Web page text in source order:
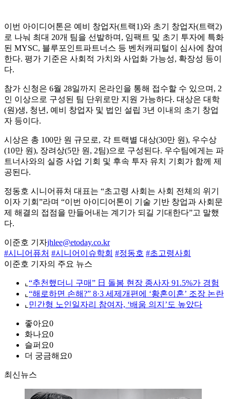
이번 아이디어톤은 예비 창업자(트랙1)와 초기 창업자(트랙2)
로 나눠 최대 20개 팀을 선발하며, 임팩트 및 초기 투자에 특화
된 MYSC, 블루포인트파트너스 등 벤처캐피털이 심사에 참여
한다. 평가 기준은 사회적 가치와 사업화 가능성, 확장성 등이
다.
참가 신청은 6월 28일까지 온라인을 통해 접수할 수 있으며, 2
인 이상으로 구성된 팀 단위로만 지원 가능하다. 대상은 대학
(원)생, 청년, 예비 창업자 및 법인 설립 3년 이내의 초기 창업
자 등이다.
시상은 총 100만 원 규모로, 각 트랙별 대상(30만 원), 우수상
(10만 원), 장려상(5만 원, 2팀)으로 구성된다. 우수팀에게는 파
트너사와의 실증 사업 기회 및 후속 투자 유치 기회가 함께 제
공된다.
정동호 시니어퓨처 대표는 “초고령 사회는 사회 전체의 위기
이자 기회”라며 “이번 아이디어톤이 기술 기반 창업과 사회문
제 해결의 접점을 만들어내는 계기가 되길 기대한다”고 말했
다.
이준호 기자jhlee@etoday.co.kr
#시니어퓨처 #시니어이슈학회 #정동호 #초고령사회
이준호 기자의 주요 뉴스
⌞ “추천했더니 구매” 日 돌봄 현장 종사자 91.5%가 경험
⌞ “해로하면 손해?” 8·3 세제개편에 ‘황혼이혼’ 조장 논란
⌞ 민간형 노인일자리 참여자, ‘배움 의지’도 높았다
좋아요0
화나요0
슬퍼요0
더 궁금해요0
최신뉴스